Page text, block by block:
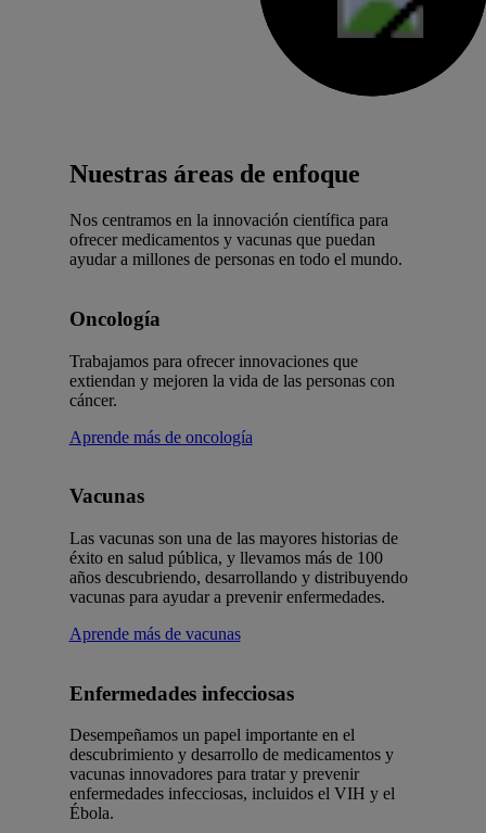
Nuestras áreas de enfoque
Nos centramos en la innovación científica para
ofrecer medicamentos y vacunas que puedan
ayudar a millones de personas en todo el mundo.
Oncología
Trabajamos para ofrecer innovaciones que
extiendan y mejoren la vida de las personas con
cáncer.
Aprende más de oncología
Vacunas
Las vacunas son una de las mayores historias de
éxito en salud pública, y llevamos más de 100
años descubriendo, desarrollando y distribuyendo
vacunas para ayudar a prevenir enfermedades.
Aprende más de vacunas
Enfermedades infecciosas
Desempeñamos un papel importante en el
descubrimiento y desarrollo de medicamentos y
vacunas innovadores para tratar y prevenir
enfermedades infecciosas, incluidos el VIH y el
Ébola.